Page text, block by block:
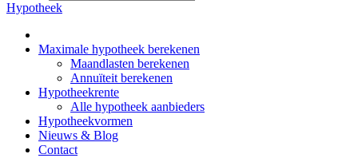
Hypotheek
Maximale hypotheek berekenen
Maandlasten berekenen
Annuïteit berekenen
Hypotheekrente
Alle hypotheek aanbieders
Hypotheekvormen
Nieuws & Blog
Contact